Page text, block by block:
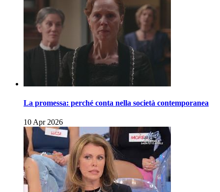
La promessa: perché conta nella società contemporanea
10 Apr 2026